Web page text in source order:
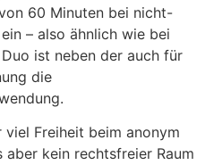
60 Minuten bei nicht-
– also ähnlich wie bei
ist neben der auch für
die
viel Freiheit beim anonym
aber kein rechtsfreier Raum